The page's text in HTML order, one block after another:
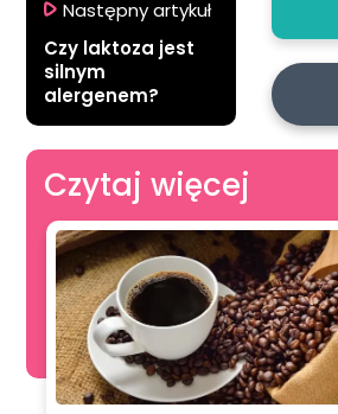
Następny artykuł
Czy laktoza jest
silnym
alergenem?
Czytaj więcej